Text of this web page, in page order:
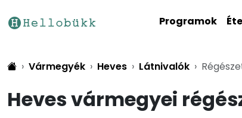
Programok
Vármegyék Heves Látnivalók
Heves vármegyei